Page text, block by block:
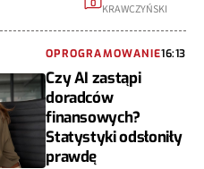
0
KRAWCZYŃSKI
OPROGRAMOWANIE16:13
Czy AI zastąpi
doradców
finansowych?
Statystyki odsłoniły
prawdę